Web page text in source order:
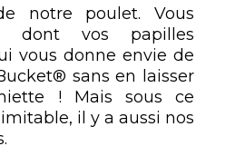
notre poulet. Vous
dont vos papilles
vous donne envie de
sans en laisser
! Mais sous ce
il y a aussi nos